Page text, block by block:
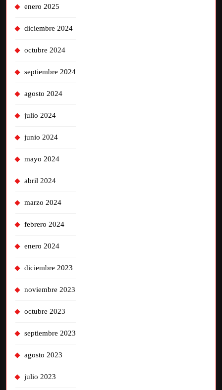
enero 2025
diciembre 2024
octubre 2024
septiembre 2024
agosto 2024
julio 2024
junio 2024
mayo 2024
abril 2024
marzo 2024
febrero 2024
enero 2024
diciembre 2023
noviembre 2023
octubre 2023
septiembre 2023
agosto 2023
julio 2023